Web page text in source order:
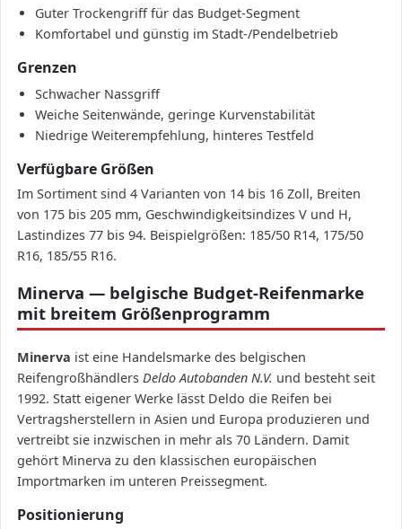
Guter Trockengriff für das Budget-Segment
Komfortabel und günstig im Stadt-/Pendelbetrieb
Grenzen
Schwacher Nassgriff
Weiche Seitenwände, geringe Kurvenstabilität
Niedrige Weiterempfehlung, hinteres Testfeld
Verfügbare Größen
Im Sortiment sind 4 Varianten von 14 bis 16 Zoll, Breiten
von 175 bis 205 mm, Geschwindigkeitsindizes V und H,
Lastindizes 77 bis 94. Beispielgrößen: 185/50 R14, 175/50
R16, 185/55 R16.
Minerva — belgische Budget-Reifenmarke
mit breitem Größenprogramm
Minerva ist eine Handelsmarke des belgischen
Reifengroßhändlers Deldo Autobanden N.V. und besteht seit
1992. Statt eigener Werke lässt Deldo die Reifen bei
Vertragsherstellern in Asien und Europa produzieren und
vertreibt sie inzwischen in mehr als 70 Ländern. Damit
gehört Minerva zu den klassischen europäischen
Importmarken im unteren Preissegment.
Positionierung